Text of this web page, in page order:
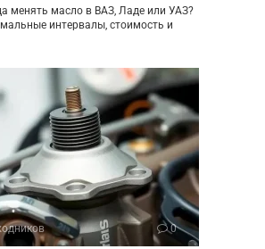
менять масло в ВАЗ, Ладе или УАЗ?
интервалы, стоимость и
0